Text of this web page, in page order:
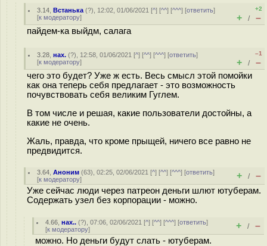
3.14 ,Встанька (?), 12:02, 01/06/2021 [^] [^^] [^^^] [ответить]
[к модератору]
+2
+ / –
пайдем-ка выйдм, салага
3.28 ,нах. (?), 12:58, 01/06/2021 [^] [^^] [^^^] [ответить]
[к модератору]
–1
+ / –
чего это будет? Уже ж есть. Весь смысл этой помойки
как она теперь себя предлагает - это возможность
почувствовать себя великим Гуглем.
В том числе и решая, какие пользователи достойны, а
какие не очень.
Жаль, правда, что кроме прыщей, ничего все равно не
предвидится.
3.64 ,Аноним (63), 02:25, 02/06/2021 [^] [^^] [^^^] [ответить]
[к модератору] + / –
Уже сейчас люди через патреон деньги шлют ютуберам.
Содержать узел без корпорации - можно.
4.66 ,нах.. (?), 07:06, 02/06/2021 [^] [^^] [^^^] [ответить]
[к модератору] + / –
можно. Но деньги будут слать - ютуберам.